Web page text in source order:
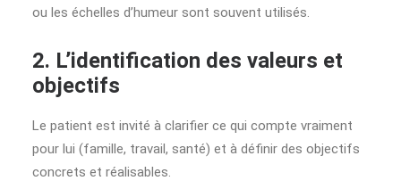
ou les échelles d’humeur sont souvent utilisés.
2. L’identification des valeurs et
objectifs
Le patient est invité à clarifier ce qui compte vraiment
pour lui (famille, travail, santé) et à définir des objectifs
concrets et réalisables.